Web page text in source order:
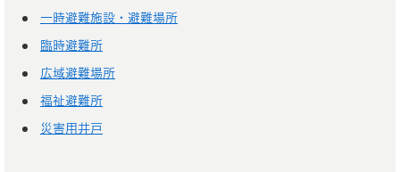
一時避難施設・避難場所
臨時避難所
広域避難場所
福祉避難所
災害用井戸